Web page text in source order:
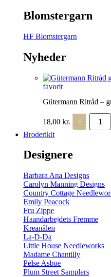
Blomstergarn
HF Blomstergarn
Nyheder
favorit
Gütermann Ritråd –
18,00 kr. -
Ritråd
-
Broderikit
Designere
Barbara Ana Designs
Carolyn Manning Designs
Country Cottage
Emily Peacock
Fru Zippe
Haandarbejdets Fremme
Kreanålen
La-D-Da
Little House Needleworks
Madame Chantilly
Pelse Asboe
Plum Street Samplers